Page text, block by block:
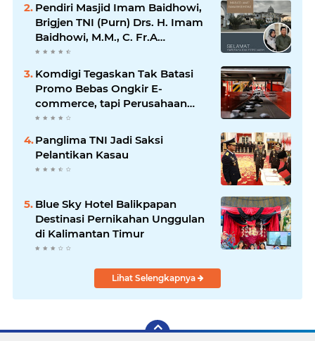
Pendiri Masjid Imam Baidhowi,
Brigjen TNI (Purn) Drs. H. Imam
Baidhowi, M.M., C. Fr.A
Mengucapkan Selamat Idul Fitri
1445 H
Komdigi Tegaskan Tak Batasi
Promo Bebas Ongkir E-
commerce, tapi Perusahaan
Kurir
Panglima TNI Jadi Saksi
Pelantikan Kasau
Blue Sky Hotel Balikpapan
Destinasi Pernikahan Unggulan
di Kalimantan Timur
Lihat Selengkapnya